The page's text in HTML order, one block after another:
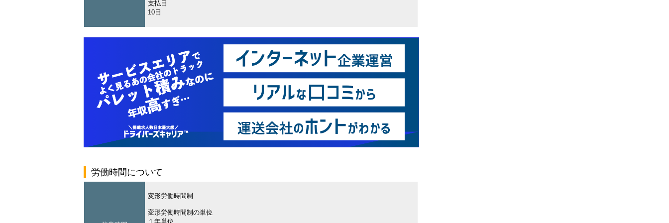
支払日
10日
労働時間について
変形労働時間制
変形労働時間制の単位
１年単位